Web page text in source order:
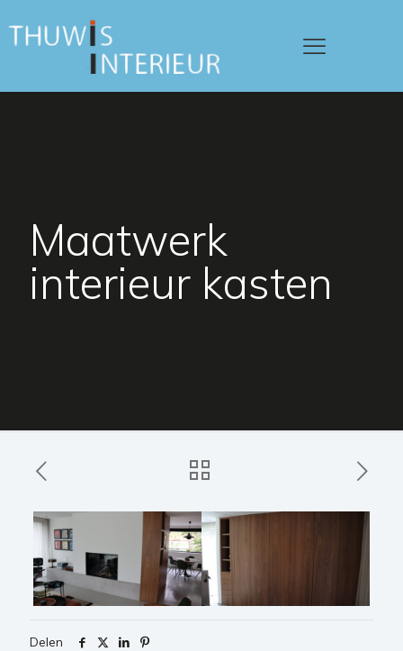
Maatwerk
interieur kasten
Delen